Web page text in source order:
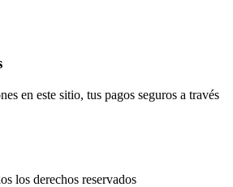
en este sitio, tus pagos seguros a través
los derechos reservados